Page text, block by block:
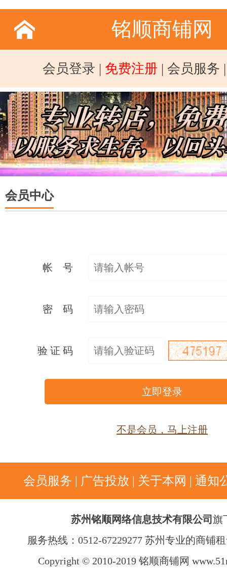
铭顺商铺网
会员登录 | 免费注册 | 会员服务
会员中心
帐 号
密 码
验 证 码
不是会员，马上注册
会员服务 | 广告投放 | 关于本网 | 通知
苏州铭顺网络信息技术有限公司 旗
服务热线：0512-67229277 苏州专业的商铺
Copyright © 2010-2019 铭顺商铺网